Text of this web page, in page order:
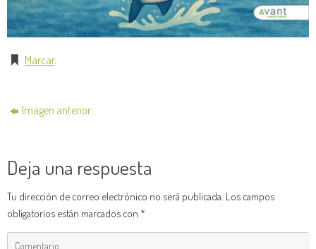
Marcar.
Imagen anterior
Deja una respuesta
Tu dirección de correo electrónico no será publicada. Los campos
obligatorios están marcados con *